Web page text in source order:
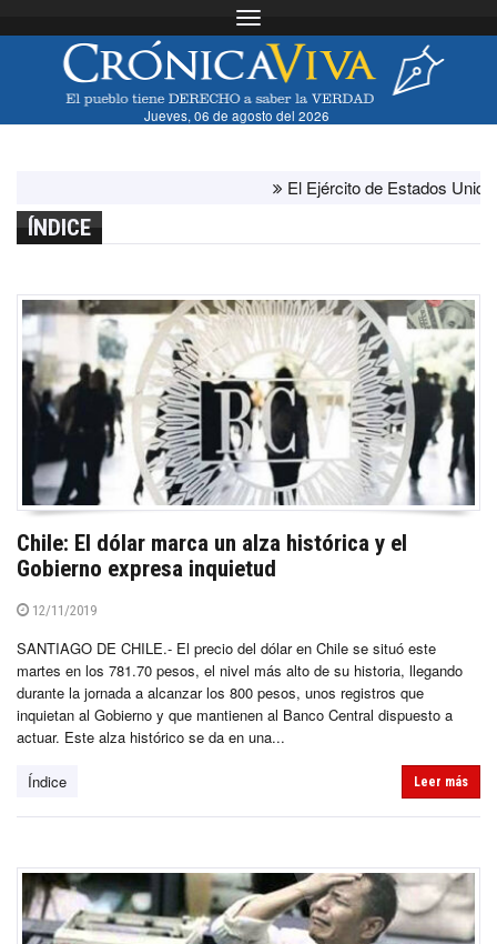
Toggle navigation
Jueves, 06 de agosto del 2026
El Ejército de Estados Unidos
ÍNDICE
Chile: El dólar marca un alza histórica y el
Gobierno expresa inquietud
12/11/2019
SANTIAGO DE CHILE.- El precio del dólar en Chile se situó este
martes en los 781.70 pesos, el nivel más alto de su historia, llegando
durante la jornada a alcanzar los 800 pesos, unos registros que
inquietan al Gobierno y que mantienen al Banco Central dispuesto a
actuar. Este alza histórico se da en una...
Índice Leer más